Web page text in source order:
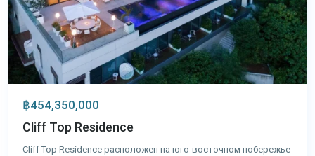
฿454,350,000
Cliff Top Residence
Cliff Top Residence расположен на юго-восточном побережье